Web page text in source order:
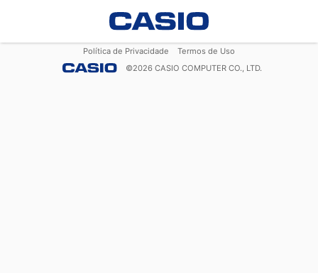
Política de Privacidade
Termos de Uso
©2026 CASIO COMPUTER CO., LTD.